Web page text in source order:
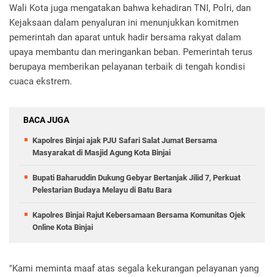
Wali Kota juga mengatakan bahwa kehadiran TNI, Polri, dan
Kejaksaan dalam penyaluran ini menunjukkan komitmen
pemerintah dan aparat untuk hadir bersama rakyat dalam
upaya membantu dan meringankan beban. Pemerintah terus
berupaya memberikan pelayanan terbaik di tengah kondisi
cuaca ekstrem.
BACA JUGA
Kapolres Binjai ajak PJU Safari Salat Jumat Bersama
Masyarakat di Masjid Agung Kota Binjai
Bupati Baharuddin Dukung Gebyar Bertanjak Jilid 7, Perkuat
Pelestarian Budaya Melayu di Batu Bara
Kapolres Binjai Rajut Kebersamaan Bersama Komunitas Ojek
Online Kota Binjai
"Kami meminta maaf atas segala kekurangan pelayanan yang